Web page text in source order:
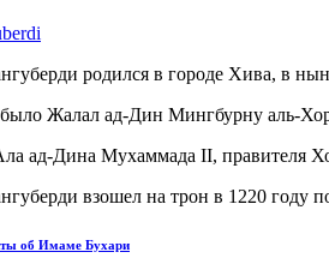
родился в городе Хива, в
Жалал ад-Дин Мингбурну аль-
ад-Дина Мухаммада II, правителя
взошел на трон в 1220 году
об Имаме Бухари